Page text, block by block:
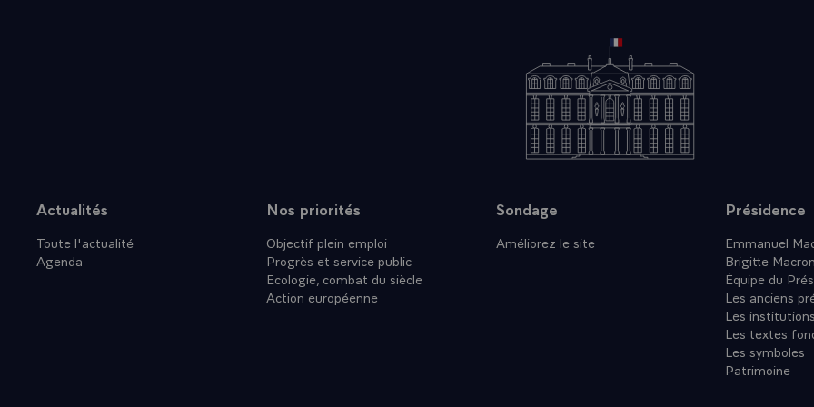
Plan du site
Actualités
Toute l'actualité
Agenda
Nos priorités
Objectif plein emploi
Progrès et service public
Ecologie, combat du siècle
Action européenne
Sondage
Améliorez le site
Présidence
Emmanuel
Brigitte Macron
Équipe du
Les anciens
Les institutions
Les textes
Les symboles
Patrimoine